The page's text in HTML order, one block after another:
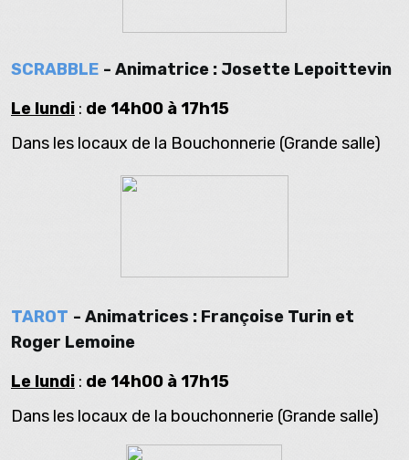
SCRABBLE - Animatrice : Josette Lepoittevin
Le lundi : de 14h00 à 17h15
Dans les locaux de la Bouchonnerie (Grande salle)
TAROT - Animatrices : Françoise Turin et
Roger Lemoine
Le lundi : de 14h00 à 17h15
Dans les locaux de la bouchonnerie (Grande salle)